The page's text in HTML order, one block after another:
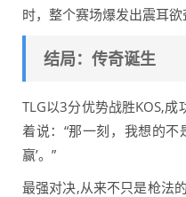
时，整个赛场爆发出震耳欲
结局：传奇诞生
TLG以3分优势战胜KOS,成
着说：“那一刻，我想的不
赢’。”
最强对决,从来不只是枪法